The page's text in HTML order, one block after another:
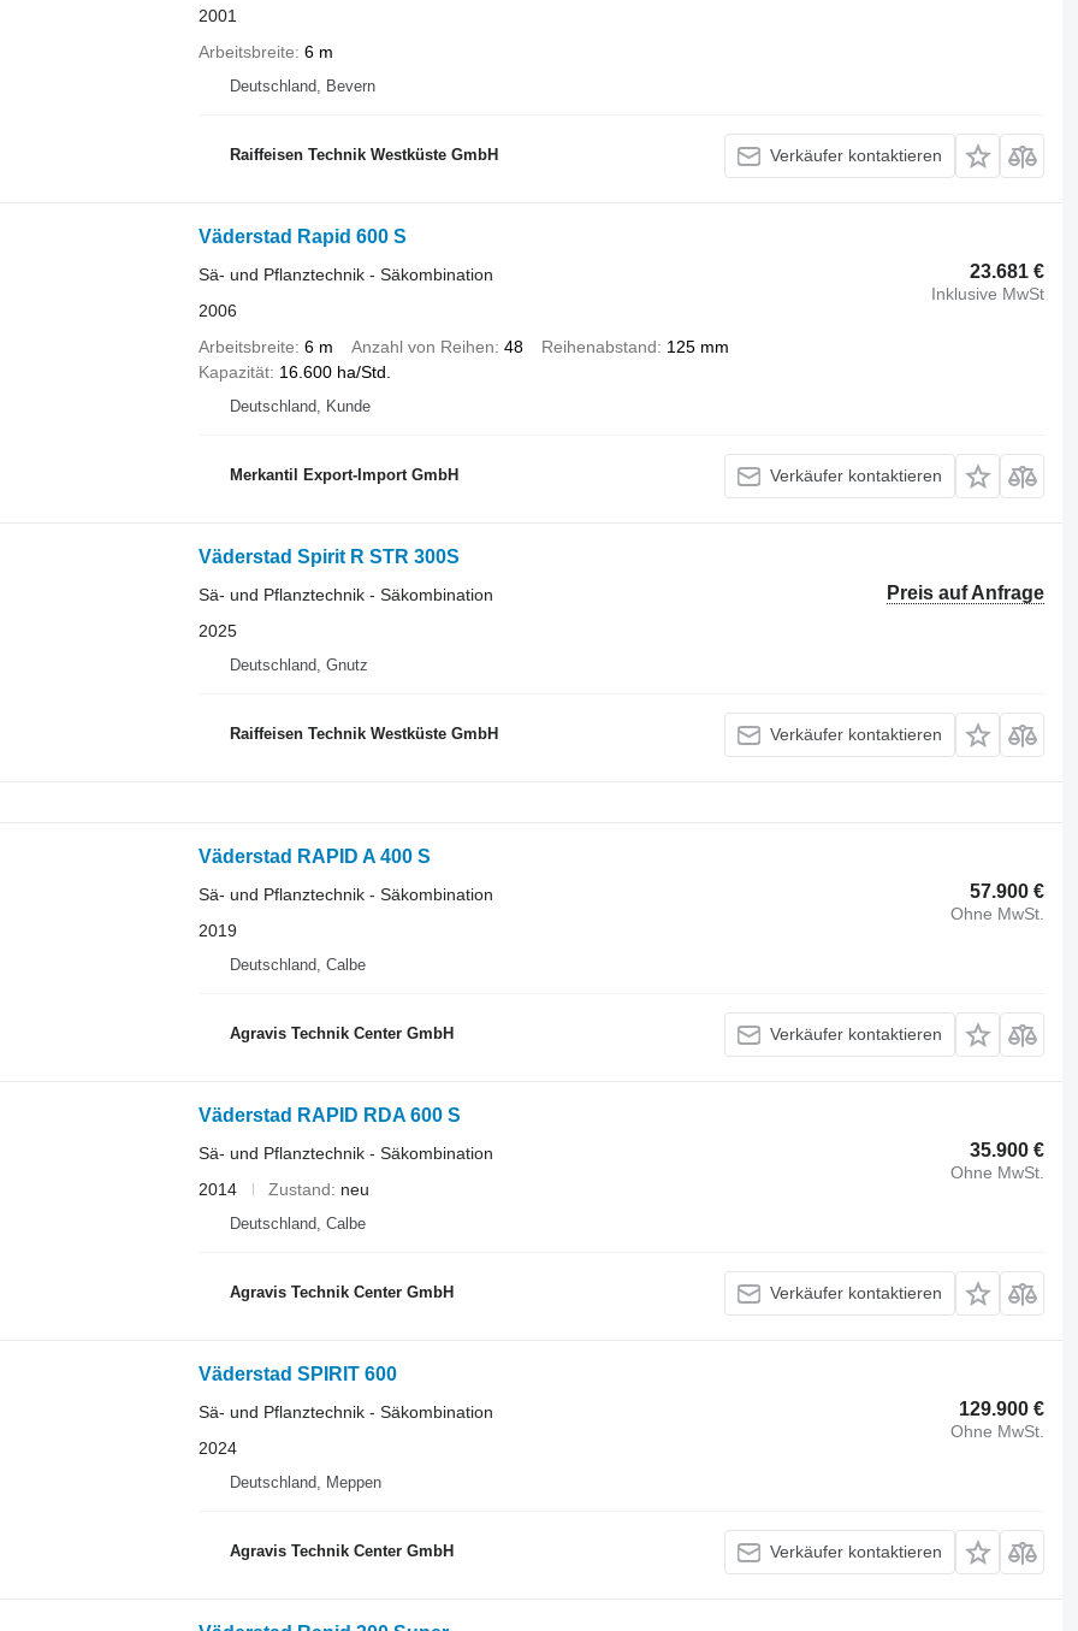
2001
Arbeitsbreite 6 m
Deutschland, Bevern
Raiffeisen Technik Westküste GmbH Verkäufer kontaktieren
Väderstad Rapid 600 S
23.681 €
Inklusive MwSt
Sä- und Pflanztechnik - Säkombination
2006
Arbeitsbreite 6 m Anzahl von Reihen 48 Reihenabstand
125 mm
Kapazität 16.600 ha/Std.
Deutschland, Kunde
Merkantil Export-Import GmbH Verkäufer kontaktieren
Väderstad Spirit R STR 300S
Preis auf Anfrage
Sä- und Pflanztechnik - Säkombination
2025
Deutschland, Gnutz
Raiffeisen Technik Westküste GmbH Verkäufer kontaktieren
Väderstad RAPID A 400 S
57.900 €
Ohne MwSt.
Sä- und Pflanztechnik - Säkombination
2019
Deutschland, Calbe
Agravis Technik Center GmbH Verkäufer kontaktieren
Väderstad RAPID RDA 600 S
35.900 €
Ohne MwSt.
Sä- und Pflanztechnik - Säkombination
2014
Zustand neu
Deutschland, Calbe
Agravis Technik Center GmbH Verkäufer kontaktieren
Väderstad SPIRIT 600
129.900 €
Ohne MwSt.
Sä- und Pflanztechnik - Säkombination
2024
Deutschland, Meppen
Agravis Technik Center GmbH Verkäufer kontaktieren